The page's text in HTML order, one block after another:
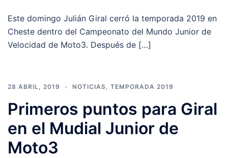
Este domingo Julián Giral cerró la temporada 2019 en
Cheste dentro del Campeonato del Mundo Junior de
Velocidad de Moto3. Después de […]
28 ABRIL, 2019 NOTICIAS, TEMPORADA 2019
Primeros puntos para Giral
en el Mudial Junior de
Moto3